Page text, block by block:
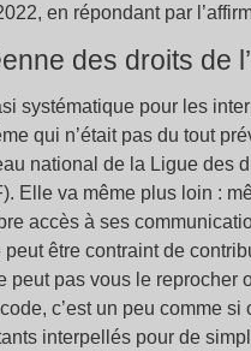
en répondant par
des droits de
systématique pour les
qui n’était pas du tout
national de la Ligue des
Elle va même plus loin :
accès à ses
être contraint de
peut pas vous le reprocher
c’est un peu comme si
interpellés pour de